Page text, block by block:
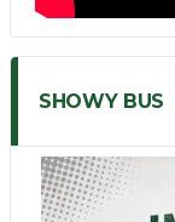
SHOWY BUS